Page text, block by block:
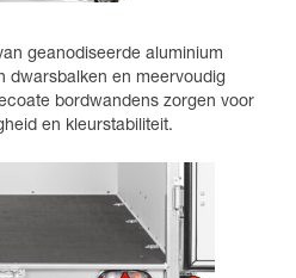
geanodiseerde aluminium
dwarsbalken en meervoudig
bordwandens zorgen voor
en kleurstabiliteit.